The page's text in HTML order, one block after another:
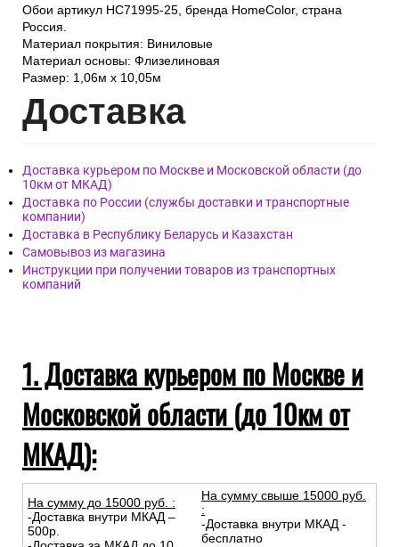
Обои артикул HC71995-25, бренда HomeColor, страна
Россия.
Материал покрытия: Виниловые
Материал основы: Флизелиновая
Размер: 1,06м х 10,05м
Доставка
Доставка курьером по Москве и Московской области (до
10км от МКАД)
Доставка по России (службы доставки и транспортные
компании)
Доставка в Республику Беларусь и Казахстан
Самовывоз из магазина
Инструкции при получении товаров из транспортных
компаний
1. Доставка курьером по Москве и
Московской области (до 10км от
МКАД):
На сумму до 15000 руб. :
-Доставка внутри МКАД –
500р.
На сумму свыше 15000 руб.
:
-Доставка внутри МКАД -
бесплатно